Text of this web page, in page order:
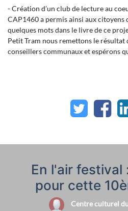
- Création d’un club de lecture au
CAP1460 a permis ainsi aux citoyens
quelques mots dans le livre de ce
Petit Tram nous remettons le résultat
conseillers communaux et espérons
En l'air festival
pour cette
Centre culturel